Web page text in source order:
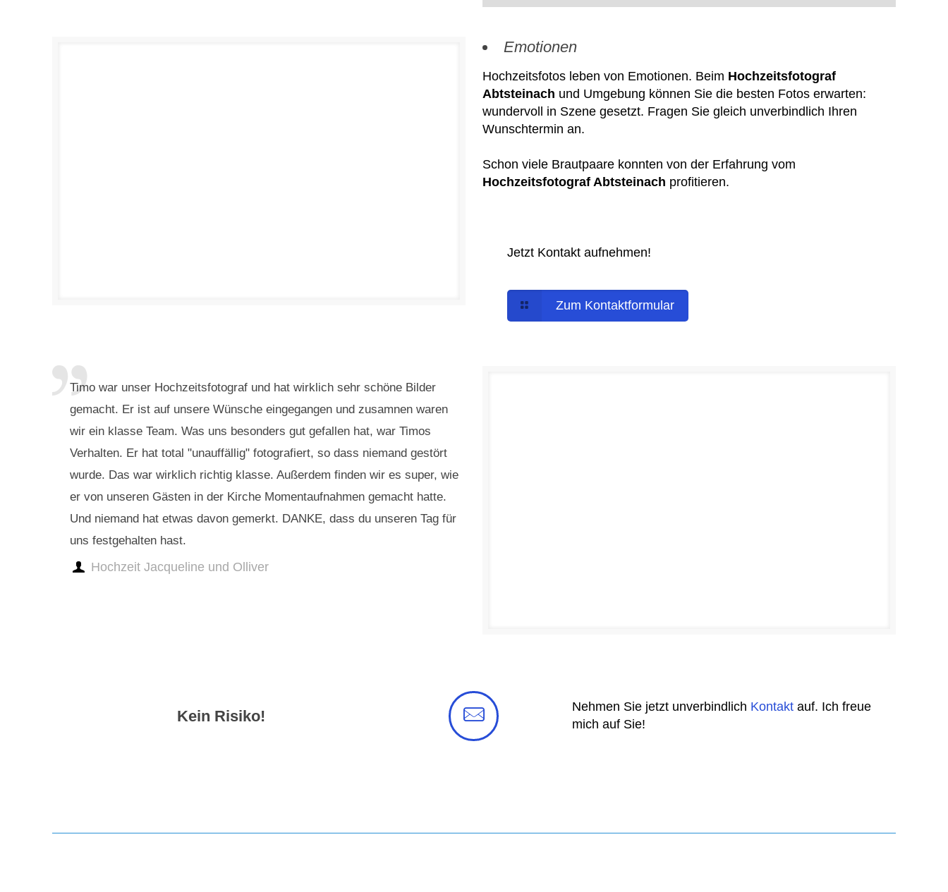
Emotionen
Hochzeitsfotos leben von Emotionen. Beim Hochzeitsfotograf
Abtsteinach und Umgebung können Sie die besten Fotos erwarten:
wundervoll in Szene gesetzt. Fragen Sie gleich unverbindlich Ihren
Wunschtermin an.
Schon viele Brautpaare konnten von der Erfahrung vom
Hochzeitsfotograf Abtsteinach profitieren.
Jetzt Kontakt aufnehmen!
Zum Kontaktformular
Timo war unser Hochzeitsfotograf und hat wirklich sehr schöne Bilder
gemacht. Er ist auf unsere Wünsche eingegangen und zusamnen waren
wir ein klasse Team. Was uns besonders gut gefallen hat, war Timos
Verhalten. Er hat total "unauffällig" fotografiert, so dass niemand gestört
wurde. Das war wirklich richtig klasse. Außerdem finden wir es super, wie
er von unseren Gästen in der Kirche Momentaufnahmen gemacht hatte.
Und niemand hat etwas davon gemerkt. DANKE, dass du unseren Tag für
uns festgehalten hast.
Hochzeit Jacqueline und Olliver
Kein Risiko!
Nehmen Sie jetzt unverbindlich Kontakt auf. Ich freue
mich auf Sie!